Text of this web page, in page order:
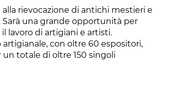
rievocazione di antichi mestieri e
una grande opportunità per
lavoro di artigiani e artisti.
con oltre 60 espositori,
totale di oltre 150 singoli